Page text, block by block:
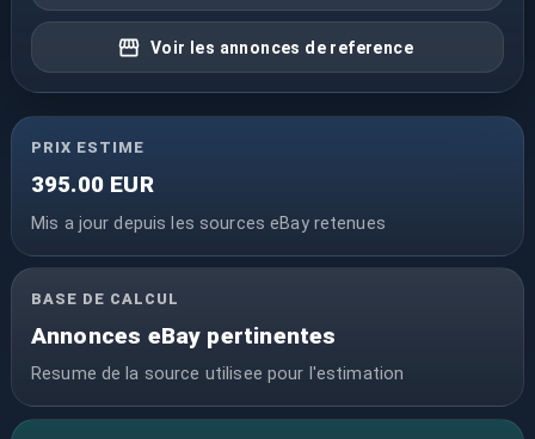
Voir les annonces de reference
PRIX ESTIME
395.00 EUR
Mis a jour depuis les sources eBay retenues
BASE DE CALCUL
Annonces eBay pertinentes
Resume de la source utilisee pour l'estimation